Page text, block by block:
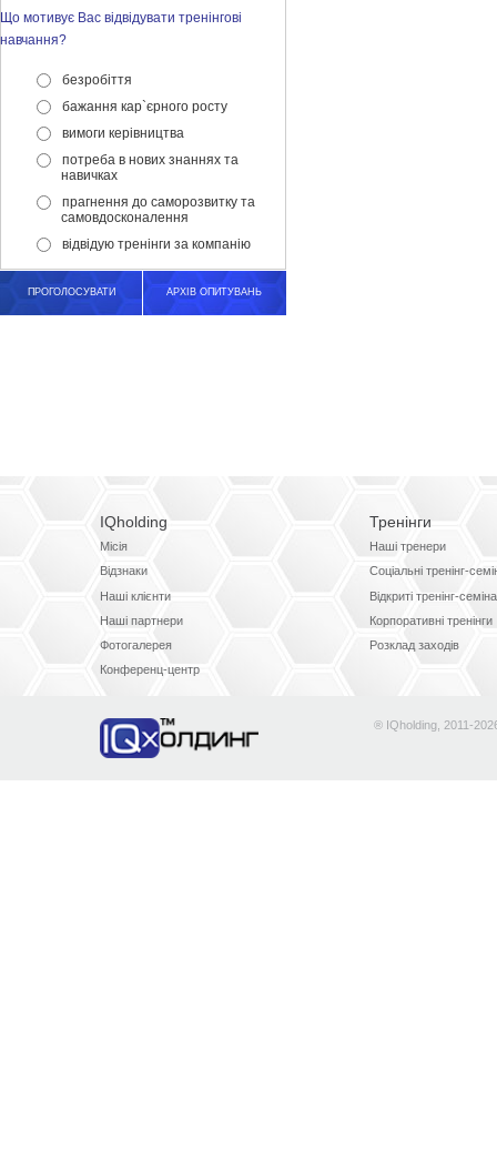
Що мотивує Вас відвідувати тренінгові
навчання?
безробіття
бажання кар`єрного росту
вимоги керівництва
потреба в нових знаннях та
навичках
прагнення до саморозвитку та
самовдосконалення
відвідую тренінги за компанію
ПРОГОЛОСУВАТИ АРХІВ ОПИТУВАНЬ
IQholding
Місія
Відзнаки
Наші клієнти
Наші партнери
Фотогалерея
Конференц-центр
Тренінги
Наші тренери
Соціальні тренінг-
Відкриті тренінг-
Корпоративні тренінги
Розклад заходів
® IQholding, 2011-